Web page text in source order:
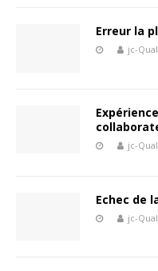
Erreur la
jc-
jc-
Echec de
jc-